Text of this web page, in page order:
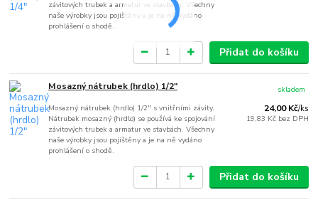
závitových trubek a armatur ve stavbách. Všechny
naše výrobky jsou pojištěny a je na ně vydáno
prohlášení o shodě.
Přidat do košíku
Mosazný nátrubek (hrdlo) 1/2"
Mosazný nátrubek (hrdlo) 1/2" s vnitřními závity.
Nátrubek mosazný (hrdlo) se používá ke spojování
závitových trubek a armatur ve stavbách. Všechny
naše výrobky jsou pojištěny a je na ně vydáno
prohlášení o shodě.
24,00 Kč/ks
19,83 Kč bez DPH
skladem
Přidat do košíku